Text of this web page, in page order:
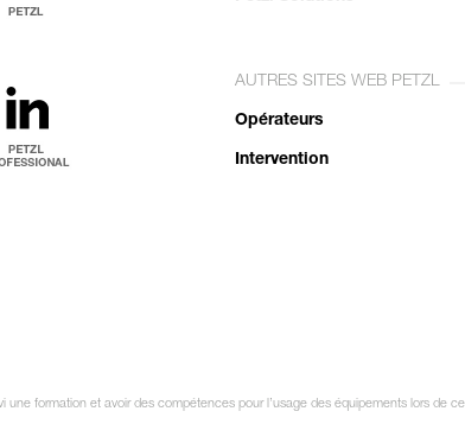
AUTRES SITES WEB PETZL
Opérateurs
Intervention
formation et avoir des compétences pour l’usage des équipements lors de